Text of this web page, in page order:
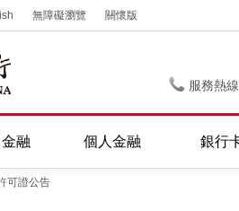
無障礙瀏覽 關懷版
服務熱
融 個人金融 銀行
可證公告